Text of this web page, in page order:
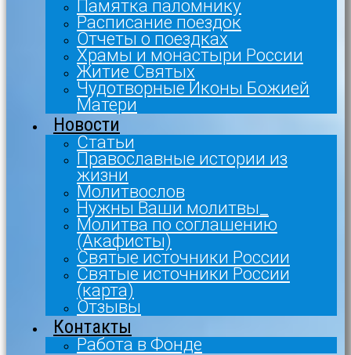
Памятка паломнику
Расписание поездок
Отчеты о поездках
Храмы и монастыри России
Житие Святых
Чудотворные Иконы Божией
Матери
Новости
Статьи
Православные истории из
жизни
Молитвослов
Нужны Ваши молитвы_
Молитва по соглашению
(Акафисты)
Святые источники России
Святые источники России
(карта)
Отзывы
Контакты
Работа в Фонде